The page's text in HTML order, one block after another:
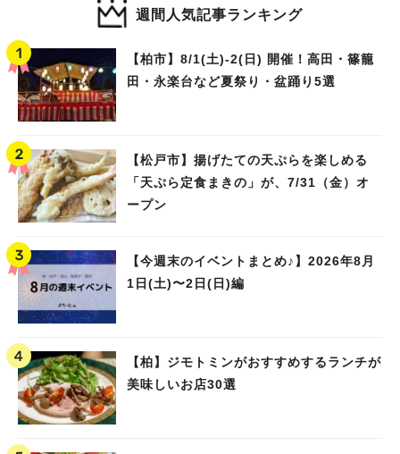
週間人気記事ランキング
【柏市】8/1(土)‐2(日) 開催！高田・篠籠
田・永楽台など夏祭り・盆踊り5選
【松戸市】揚げたての天ぷらを楽しめる
「天ぷら定食まきの」が、7/31（金）オ
ープン
【今週末のイベントまとめ♪】2026年8月
1日(土)〜2日(日)編
【柏】ジモトミンがおすすめするランチが
美味しいお店30選